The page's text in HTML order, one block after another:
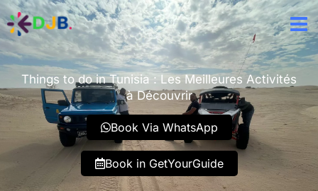
Aller
au
contenu
Things to do in Tunisia : Les Meilleures Activités
à Découvrir
Book Via WhatsApp
Book in GetYourGuide